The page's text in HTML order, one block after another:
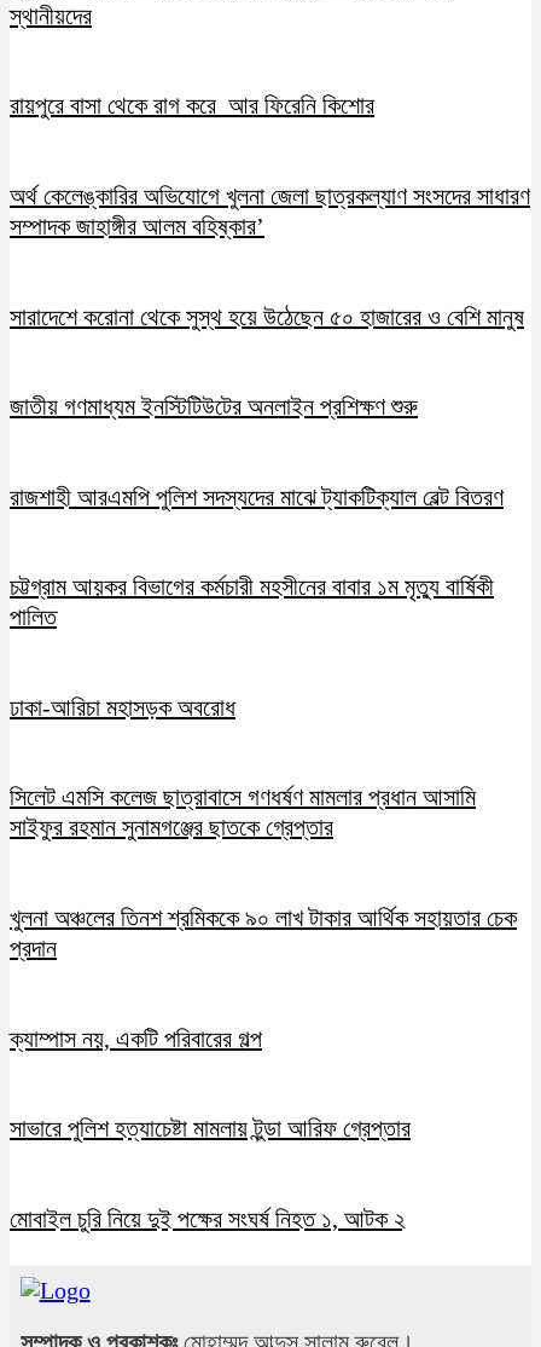
স্থানীয়দের
রায়পুরে বাসা থেকে রাগ করে আর ফিরেনি কিশোর
অর্থ কেলেঙ্কারির অভিযোগে খুলনা জেলা ছাত্রকল্যাণ সংসদের সাধারণ
সম্পাদক জাহাঙ্গীর আলম বহিষ্কার’
সারাদেশে করোনা থেকে সুস্থ হয়ে উঠেছেন ৫০ হাজারের ও বেশি মানুষ
জাতীয় গণমাধ্যম ইনস্টিটিউটের অনলাইন প্রশিক্ষণ শুরু
রাজশাহী আরএমপি পুলিশ সদস্যদের মাঝে ট্যাকটিক্যাল বেল্ট বিতরণ
চট্টগ্রাম আয়কর বিভাগের কর্মচারী মহসীনের বাবার ১ম মৃত্যু বার্ষিকী
পালিত
ঢাকা-আরিচা মহাসড়ক অবরোধ
সিলেট এমসি কলেজ ছাত্রাবাসে গণধর্ষণ মামলার প্রধান আসামি
সাইফুর রহমান সুনামগঞ্জের ছাতকে গ্রেপ্তার
খুলনা অঞ্চলের তিনশ শ্রমিককে ৯০ লাখ টাকার আর্থিক সহায়তার চেক
প্রদান
ক্যাম্পাস নয়, একটি পরিবারের গল্প
সাভারে পুলিশ হত্যাচেষ্টা মামলায় টুন্ডা আরিফ গ্রেপ্তার
মোবাইল চুরি নিয়ে দুই পক্ষের সংঘর্ষ নিহত ১, আটক ২